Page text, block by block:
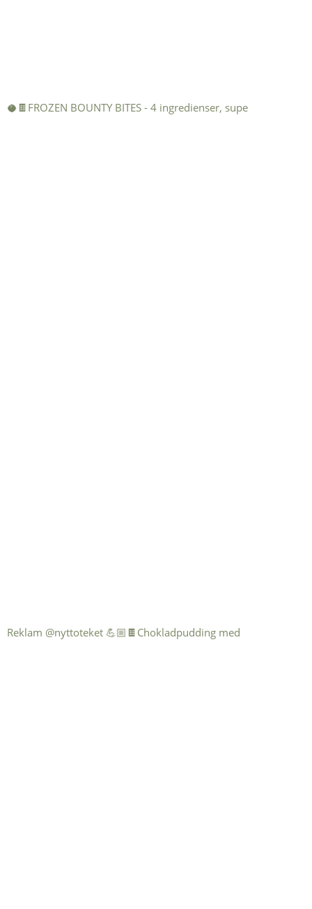
🥥🍫FROZEN BOUNTY BITES - 4 ingredienser, supe
Reklam @nyttoteket 💪🏼🍫Chokladpudding med